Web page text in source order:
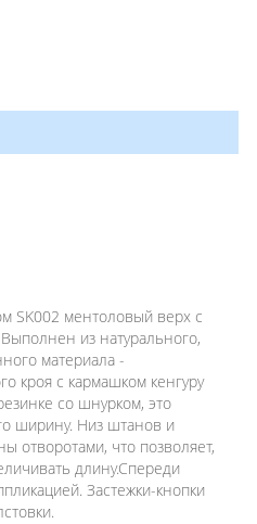
SK002 ментоловый верх с
из натурального,
материала -
кроя с кармашком кенгуру
со шнурком, это
ширину. Низ штанов и
отворотами, что позволяет,
длину.Спереди
Застежки-кнопки